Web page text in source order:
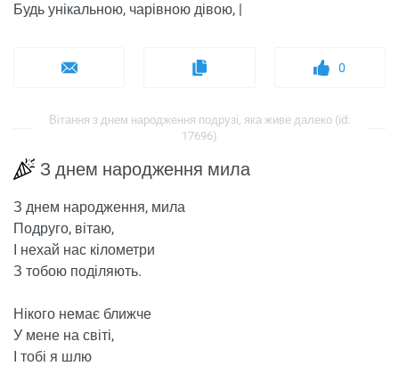
Будь унікальною, чарівною дівою, |
0
Вітання з днем ​​народження подрузі, яка живе далеко (id:
17696)
З днем ​​народження мила
З днем ​​народження, мила
Подруго, вітаю,
І нехай нас кілометри
З тобою поділяють.
Нікого немає ближче
У мене на світі,
І тобі я шлю